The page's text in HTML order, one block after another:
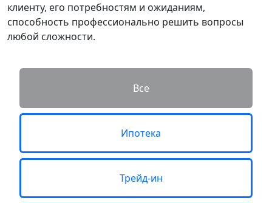
клиенту, его потребностям и ожиданиям,
способность профессионально решить вопросы
любой сложности.
Все
Ипотека
Трейд-ин